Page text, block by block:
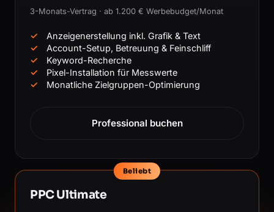
3-Monats-Vertrag · ab 1.200 € Werbebudget/Monat
Anzeigenerstellung inkl. Grafik & Text
Account-Setup, Betreuung & Feinschliff
Keyword-Recherche
Pixel-Installation für Messwerte
Monatliche Zielgruppen-Optimierung
Professional buchen
Beliebt
PPC Ultimate